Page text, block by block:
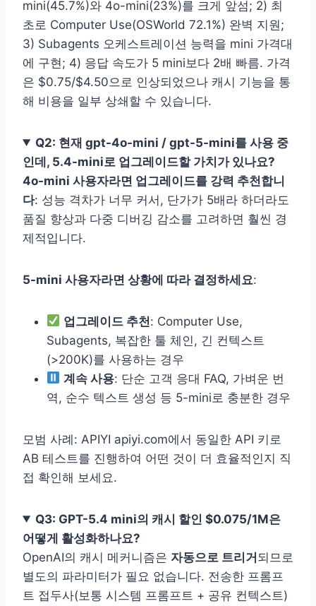
mini(45.7%)와 4o-mini(23%)를 크게 앞섬; 2) 최
초로 Computer Use(OSWorld 72.1%) 완벽 지원;
3) Subagents 오케스트레이션 능력을 mini 가격대
에 구현; 4) 응답 속도가 5 mini보다 2배 빠름. 가격
은 $0.75/$4.50으로 인상되었으나 캐시 기능을 통
해 비용을 일부 상쇄할 수 있습니다.
Q2: 현재 gpt-4o-mini / gpt-5-mini를 사용 중
인데, 5.4-mini로 업그레이드할 가치가 있나요?
4o-mini 사용자라면 업그레이드를 강력 추천합니
다: 성능 격차가 너무 커서, 단가가 5배라 하더라도
품질 향상과 다중 디버깅 감소를 고려하면 훨씬 경
제적입니다.
5-mini 사용자라면 상황에 따라 결정하세요:
업그레이드 추천: Computer Use,
Subagents, 복잡한 툴 체인, 긴 컨텍스트
(>200K)를 사용하는 경우
계속 사용: 단순 고객 응대 FAQ, 가벼운 번
역, 순수 텍스트 생성 등 5-mini로 충분한 경우
모범 사례: APIYI apiyi.com에서 동일한 API 키로
AB 테스트를 진행하여 어떤 것이 더 효율적인지 직
접 확인해 보세요.
Q3: GPT-5.4 mini의 캐시 할인 $0.075/1M은
어떻게 활성화하나요?
OpenAI의 캐시 메커니즘은 자동으로 트리거되므로
별도의 파라미터가 필요 없습니다. 전송한 프롬프
트 접두사(보통 시스템 프롬프트 + 공유 컨텍스트)